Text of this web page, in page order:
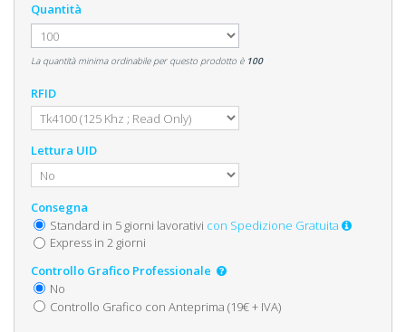
Quantità
La quantità minima ordinabile per questo prodotto è 100
RFID
Lettura UID
Consegna
Standard in 5 giorni lavorativi con Spedizione Gratuita
Express in 2 giorni
Controllo Grafico Professionale
No
Controllo Grafico con Anteprima (19€ + IVA)